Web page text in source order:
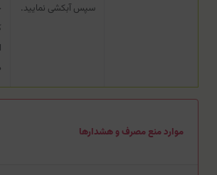
سپس آبکشی نمایید.
موارد منع مصرف و هشدارها